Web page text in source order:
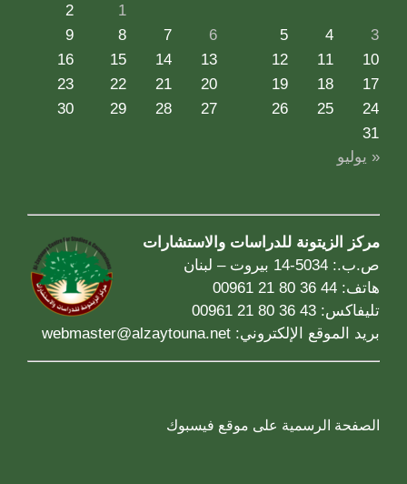
1
2
3
4
5
6
7
8
9
10
11
12
13
14
15
16
17
18
19
20
21
22
23
24
25
26
27
28
29
30
31
« يوليو
مركز الزيتونة للدراسات والاستشارات
ص.ب.: 5034-14 بيروت – لبنان
هاتف: 44 36 80 21 00961
تليفاكس: 43 36 80 21 00961
بريد الموقع الإلكتروني: webmaster@alzaytouna.net
الصفحة الرسمية على موقع فيسبوك